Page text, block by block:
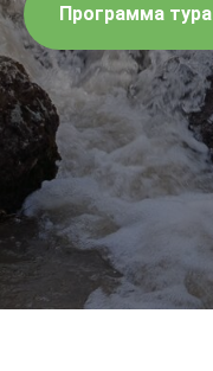
Программа тура